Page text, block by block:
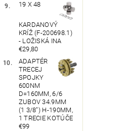
19 X 48
KARDANOVÝ
KRÍŽ (F-200698.1)
- LOŽISKÁ INA
€29,80
ADAPTÉR
TRECEJ
SPOJKY
600NM
D=160MM, 6/6
ZUBOV 34.9MM
(1 3/8") H-190MM,
1 TRECIE KOTÚČE
€99